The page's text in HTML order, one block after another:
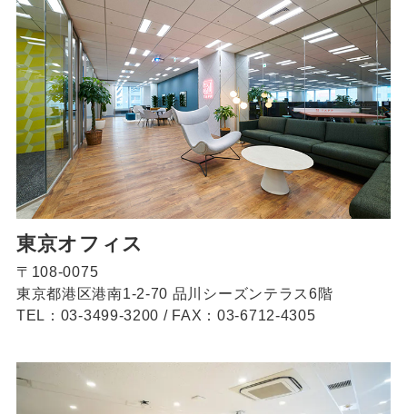
東京オフィス
〒108-0075
東京都港区港南1-2-70 品川シーズンテラス6階
TEL：03-3499-3200 / FAX：03-6712-4305